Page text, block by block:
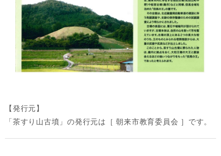
【発行元】
「茶すり山古墳」の発行元は［ 朝来市教育委員会 ］です。